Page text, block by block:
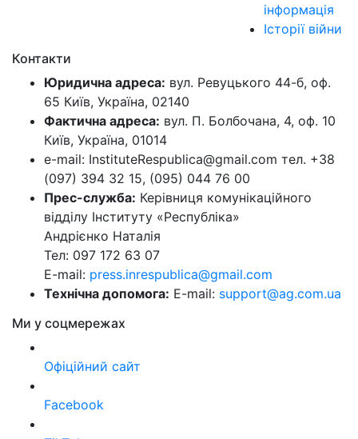
інформація
Історії війни
Контакти
Юридична адреса: вул. Ревуцького 44-б, оф.
65 Київ, Україна, 02140
Фактична адреса: вул. П. Болбочана, 4, оф. 10
Київ, Україна, 01014
e-mail: InstituteRespublica@gmail.com тел. +38
(097) 394 32 15, (095) 044 76 00
Прес-служба: Керівниця комунікаційного
відділу Інституту «Республіка»
Андрієнко Наталія
Тел: 097 172 63 07
E-mail: press.inrespublica@gmail.com
Технічна допомога: E-mail: support@ag.com.ua
Ми у соцмережах
Офіційний сайт
Facebook